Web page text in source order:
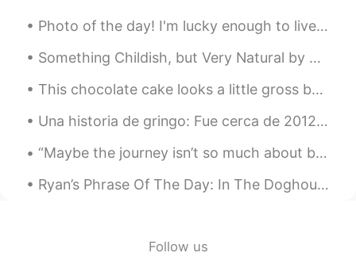
CN EN
wow😃好轻松开心的星期天，钓的鱼🐟好大
条👀😉你们今晚有美味的鱼餐🍳👍👍👍👍👍
2021.02.13 23:44
EN CNKR TH
@Coffee Thanks Jane ! 多谢
黎晓川 ᵕ̈ Riçhard 2021.02.13 23:44
Photo of the day! I'm lucky enough to live near beautiful areas like this. What's your favourite...
Something Childish, but Very Natural by Samuel Taylor Coleridge. Written in Germany. If I had ...
This chocolate cake looks a little gross but it tasted amazing. I miss it 😂😭 Do you prefer sweet...
Una historia de gringo: Fue cerca de 2012, estaba trabajando en Orlando para la aerolínea JetBlu...
“Maybe the journey isn’t so much about becoming anything. Maybe it’s about unbecoming everything ...
Ryan’s Phrase Of The Day: In The Doghouse Meaning: In trouble with somebody Example (1): “What...
Follow us